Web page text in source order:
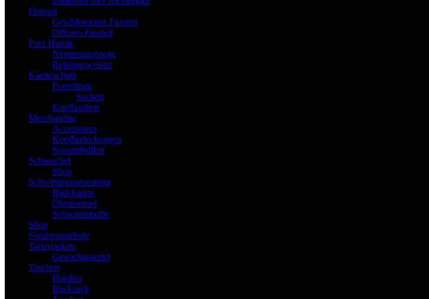
Flossen
Geschlossenes Fussteil
Offenes Fussteil
Fuer Hunde
Neoprenanzuege
Rettungswesten
Kaelteschutz
Fuesslinge
Socken
Kopfhauben
Merchandise
Accessoires
Kopfbedeckungen
Sonnenbrillen
Schnorchel
Shop
Schwimmausruestung
Badekappe
Ohrstoepsel
Schwimmbrille
Shop
Sonderangebote
Tarierjackets
Gewichtguertel
Taschen
Huellen
Rucksack